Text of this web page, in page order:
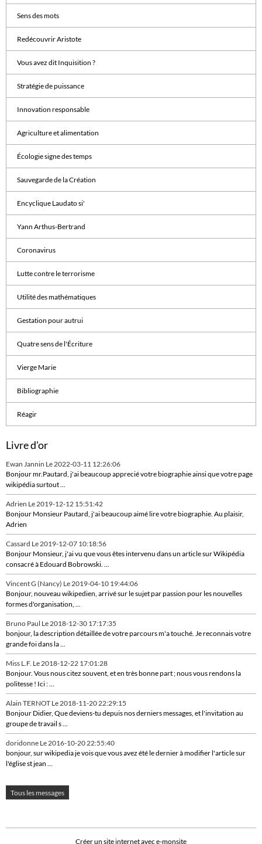
Sens des mots
Redécouvrir Aristote
Vous avez dit Inquisition ?
Stratégie de puissance
Innovation responsable
Agriculture et alimentation
Écologie signe des temps
Sauvegarde de la Création
Encyclique Laudato si'
Yann Arthus-Bertrand
Coronavirus
Lutte contre le terrorisme
Utilité des mathématiques
Gestation pour autrui
Quatre sens de l'Écriture
Vierge Marie
Bibliographie
Réagir
Livre d'or
Ewan Jannin Le 2022-03-11 12:26:06
Bonjour mr.Pautard, j'ai beaucoup apprecié votre biographie ainsi que votre page
wikipédia surtout ...
Adrien Le 2019-12-12 15:51:42
Bonjour Monsieur Pautard, j'ai beaucoup aimé lire votre biographie. Au plaisir,
Adrien
Cassard Le 2019-12-07 10:18:56
Bonjour Monsieur, j'ai vu que vous êtes intervenu dans un article sur Wikipédia
consacré à Edouard Bobrowski. ...
Vincent G (Nancy) Le 2019-04-10 19:44:06
Bonjour, nouveau wikipedien, arrivé sur le sujet par passion pour les nouvelles
formes d'organisation, ...
Bruno Paul Le 2018-12-30 17:17:35
bonjour, la description détaillée de votre parcours m'a touché. Je reconnais votre
grande foi dans la ...
Miss L.F. Le 2018-12-22 17:01:28
Bonjour. Vous nous citez souvent, et en très bonne part ; nous vous rendons la
politesse ! Ici : ...
Alain TERNOT Le 2018-11-20 22:29:15
Bonjour Didier, Que deviens-tu depuis nos derniers messages, et l'invitation au
groupe de travail s ...
doridonne Le 2016-10-20 22:55:40
bonjour, sur wikipedia je vois que vous avez été le dernier à modifier l'article sur
l'église st jean ...
Tous les messages
Créer un site internet avec e-monsite